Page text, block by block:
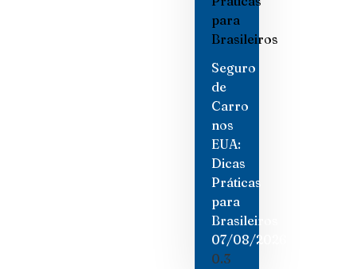
Seguro
de
Carro
nos
EUA:
Dicas
Práticas
para
Brasileiros
07/08/2026